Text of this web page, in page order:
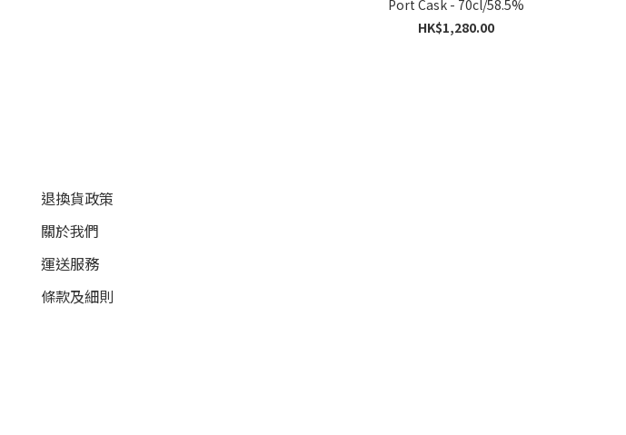
Port Cask - 70cl/58.5%
HK$1,280.00
退換貨政策
關於我們
運送服務
條款及細則